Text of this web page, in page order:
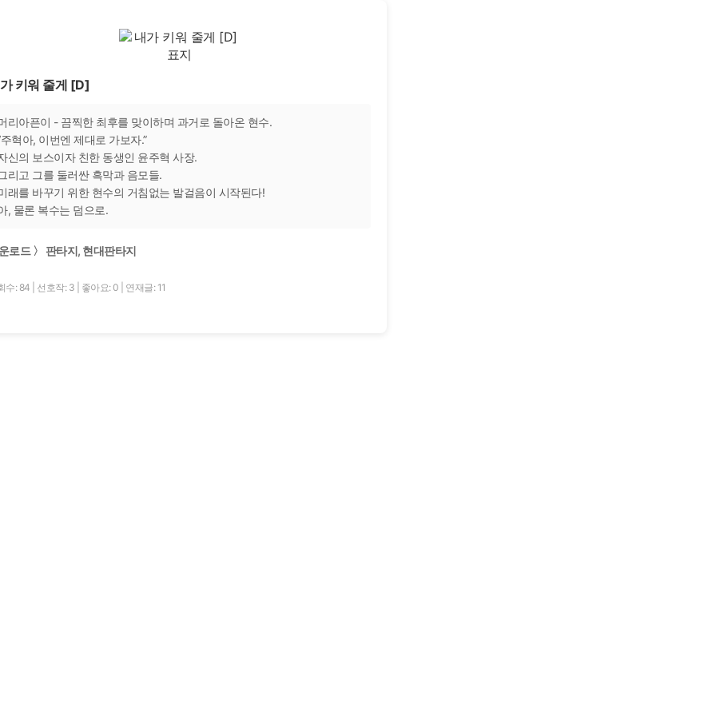
키워 줄게 [D]
리아픈이 - 끔찍한 최후를 맞이하며 과거로 돌아온 현수.
주혁아, 이번엔 제대로 가보자.”
신의 보스이자 친한 동생인 윤주혁 사장.
리고 그를 둘러싼 흑막과 음모들.
래를 바꾸기 위한 현수의 거침없는 발걸음이 시작된다!
, 물론 복수는 덤으로.
로드 〉 판타지, 현대판타지
수: 84 선호작: 3 좋아요: 0 연재글: 11